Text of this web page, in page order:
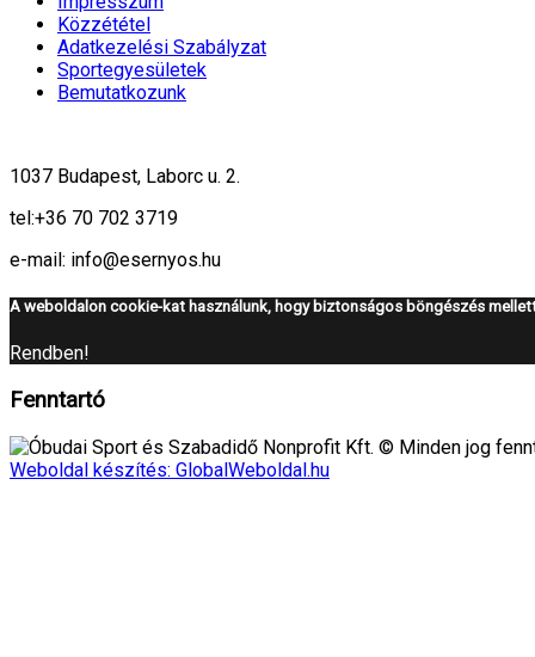
Közzététel
Adatkezelési Szabályzat
Sportegyesületek
Bemutatkozunk
1037 Budapest, Laborc u. 2.
tel:+36 70 702 3719
e-mail: info@esernyos.hu
A weboldalon cookie-kat használunk, hogy biztonságos böngészés
Rendben!
Fenntartó
Óbudai Sport és Szabadidő Nonprofit Kft. © Minden jog
Weboldal készítés: GlobalWeboldal.hu